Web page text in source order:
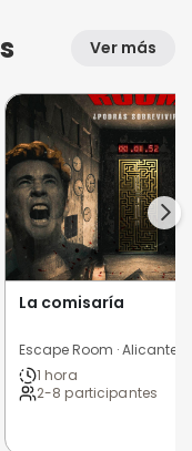
Ver más
La comisaría
Escape Room · Alicante
1 hora
2-8 participantes